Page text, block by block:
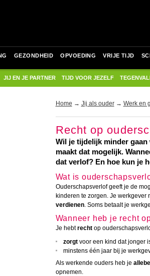
GEZONDHEID OPVOEDING VRIJE TIJD
JIJ EN JE PARTNER TIJD VOOR JEZELF
Home → Jij als ouder→ Werk en
Recht op
Wil je tijdelijk minder
maakt dat mogelijk.
dat verlof? En hoe kun je
Wat is
Ouderschapsverlof geeft je de
kinderen te zorgen. Je werkgever
verdienen. Soms betaalt je
Wanneer heb je recht
Je hebtrechtop
zorgtvoor een kind dat jonger
minstens één jaar bij je
Als werkende ouders heb je
opnemen.